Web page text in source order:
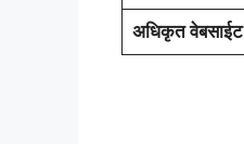
अधिकृत वेबसाईट